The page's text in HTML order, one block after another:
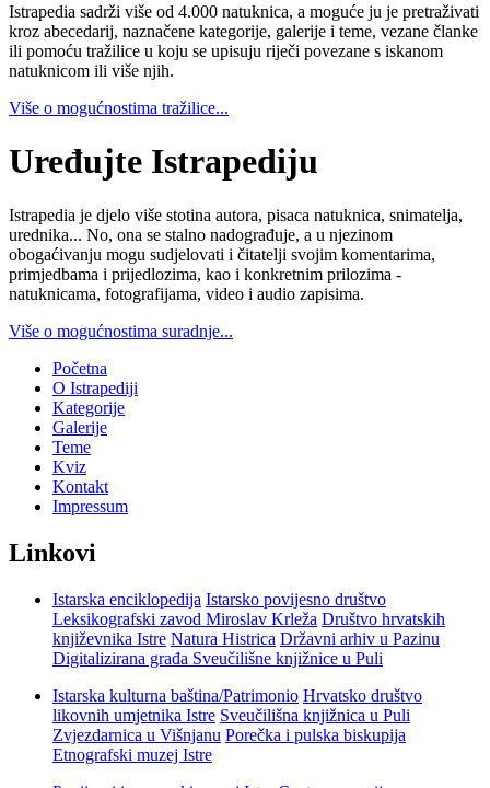
Istrapedia sadrži više od 4.000 natuknica, a moguće ju je pretraživati
kroz abecedarij, naznačene kategorije, galerije i teme, vezane članke
ili pomoću tražilice u koju se upisuju riječi povezane s iskanom
natuknicom ili više njih.
Više o mogućnostima tražilice...
Uređujte Istrapediju
Istrapedia je djelo više stotina autora, pisaca natuknica, snimatelja,
urednika... No, ona se stalno nadograđuje, a u njezinom
obogaćivanju mogu sudjelovati i čitatelji svojim komentarima,
primjedbama i prijedlozima, kao i konkretnim prilozima -
natuknicama, fotografijama, video i audio zapisima.
Više o mogućnostima suradnje...
Početna
O Istrapediji
Kategorije
Galerije
Teme
Kviz
Kontakt
Impressum
Linkovi
Istarska enciklopedija Istarsko povijesno društvo
Leksikografski zavod Miroslav Krleža Društvo hrvatskih
književnika Istre Natura Histrica Državni arhiv u Pazinu
Digitalizirana građa Sveučilišne knjižnice u Puli
Istarska kulturna baština/Patrimonio Hrvatsko društvo
likovnih umjetnika Istre Sveučilišna knjižnica u Puli
Zvjezdarnica u Višnjanu Porečka i pulska biskupija
Etnografski muzej Istre